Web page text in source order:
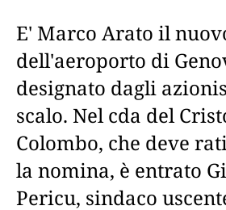
E' Marco Arato il
dell'aeroporto di
designato dagli
scalo. Nel cda del
Colombo, che deve
la nomina, è entrato
Pericu, sindaco